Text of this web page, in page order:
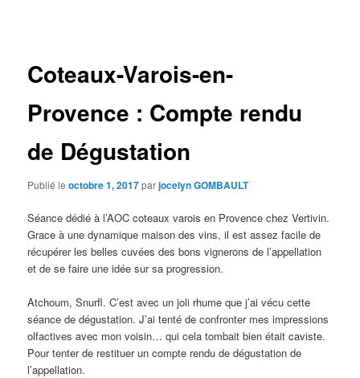
Coteaux-Varois-en-
Provence : Compte rendu
de Dégustation
Publié leoctobre 1, 2017parjocelyn GOMBAULT
Séance dédié à l’AOC coteaux varois en Provence chez Vertivin.
Grace à une dynamique maison des vins, il est assez facile de
récupérer les belles cuvées des bons vignerons de l’appellation
et de se faire une idée sur sa progression.
Atchoum, Snurfl. C’est avec un joli rhume que j’ai vécu cette
séance de dégustation. J’ai tenté de confronter mes impressions
olfactives avec mon voisin… qui cela tombait bien était caviste.
Pour tenter de restituer un compte rendu de dégustation de
l’appellation.